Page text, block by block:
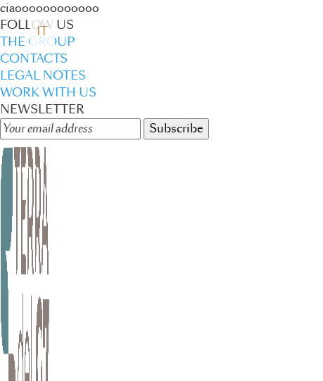
IT
ciaoooooooooooo
FOLLOW US
THE GROUP
CONTACTS
LEGAL NOTES
WORK WITH US
NEWSLETTER